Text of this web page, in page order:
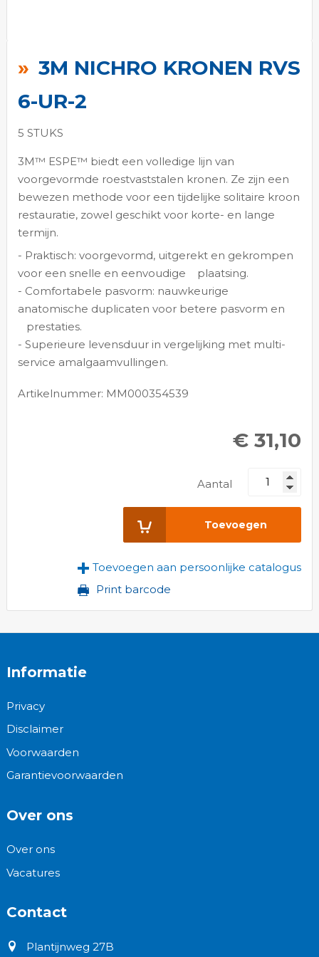
3M NICHRO KRONEN RVS
6-UR-2
5 STUKS
3M™ ESPE™ biedt een volledige lijn van
voorgevormde roestvaststalen kronen. Ze zijn een
bewezen methode voor een tijdelijke solitaire kroon
restauratie, zowel geschikt voor korte- en lange
termijn.
- Praktisch: voorgevormd, uitgerekt en gekrompen
voor een snelle en eenvoudige
plaatsing.
- Comfortabele pasvorm: nauwkeurige
anatomische duplicaten voor betere pasvorm en
prestaties.
- Superieure levensduur in vergelijking met multi-
service amalgaamvullingen.
Artikelnummer: MM000354539
€ 31,10
Aantal
Toevoegen
Toevoegen aan persoonlijke catalogus
Print barcode
het
begin
van
de
gallerij
Informatie
Privacy
Disclaimer
Voorwaarden
Garantievoorwaarden
Over ons
Over ons
Vacatures
Contact
Plantijnweg 27B